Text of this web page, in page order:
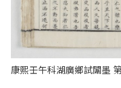
康熙壬午科湖廣鄉試闈墨